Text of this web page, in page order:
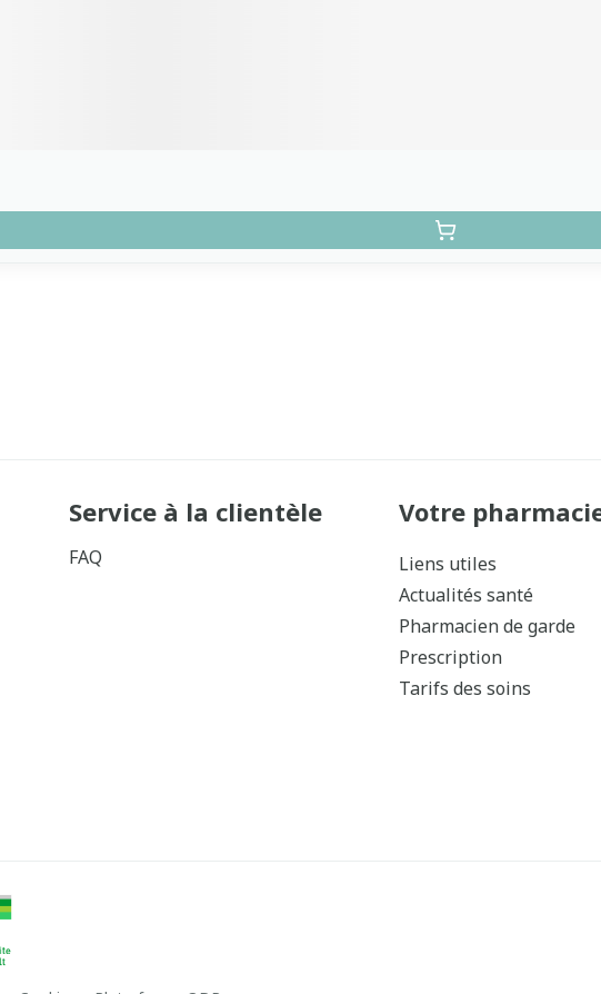
Service à la clientèle
FAQ
Votre
Liens utiles
Actualités santé
Pharmacien de garde
Prescription
Tarifs des soins